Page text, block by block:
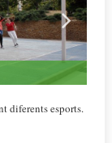
diferents esports.